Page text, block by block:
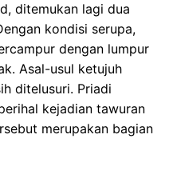
ditemukan lagi dua
kondisi serupa,
dengan lumpur
Asal-usul ketujuh
ditelusuri. Priadi
kejadian tawuran
merupakan bagian